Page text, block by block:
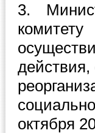
3.
октября